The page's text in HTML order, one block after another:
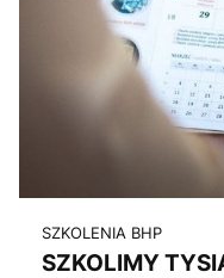
SZKOLENIA BHP
SZKOLIMY